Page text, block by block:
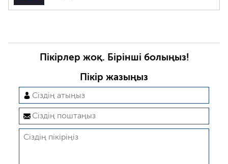
Пікірлер жоқ. Бірінші болыңыз!
Пікір жазыңыз